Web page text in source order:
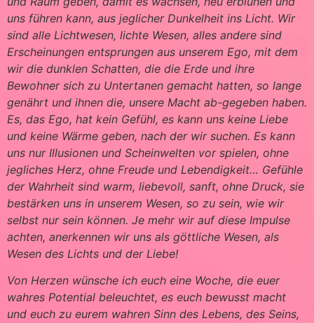
uns führen kann, aus jeglicher Dunkelheit ins Licht. Wir
sind alle Lichtwesen, lichte Wesen, alles andere sind
Erscheinungen entsprungen aus unserem Ego, mit dem
wir die dunklen Schatten, die die Erde und ihre
Bewohner sich zu Untertanen gemacht hatten, so lange
genährt und ihnen die, unsere Macht ab-gegeben haben.
Es, das Ego, hat kein Gefühl, es kann uns keine Liebe
und keine Wärme geben, nach der wir suchen. Es kann
uns nur Illusionen und Scheinwelten vor spielen, ohne
jegliches Herz, ohne Freude und Lebendigkeit… Gefühle
der Wahrheit sind warm, liebevoll, sanft, ohne Druck, sie
bestärken uns in unserem Wesen, so zu sein, wie wir
selbst nur sein können. Je mehr wir auf diese Impulse
achten, anerkennen wir uns als göttliche Wesen, als
Wesen des Lichts und der Liebe!
Von Herzen wünsche ich euch eine Woche, die euer
wahres Potential beleuchtet, es euch bewusst macht
und euch zu eurem wahren Sinn des Lebens, des Seins,